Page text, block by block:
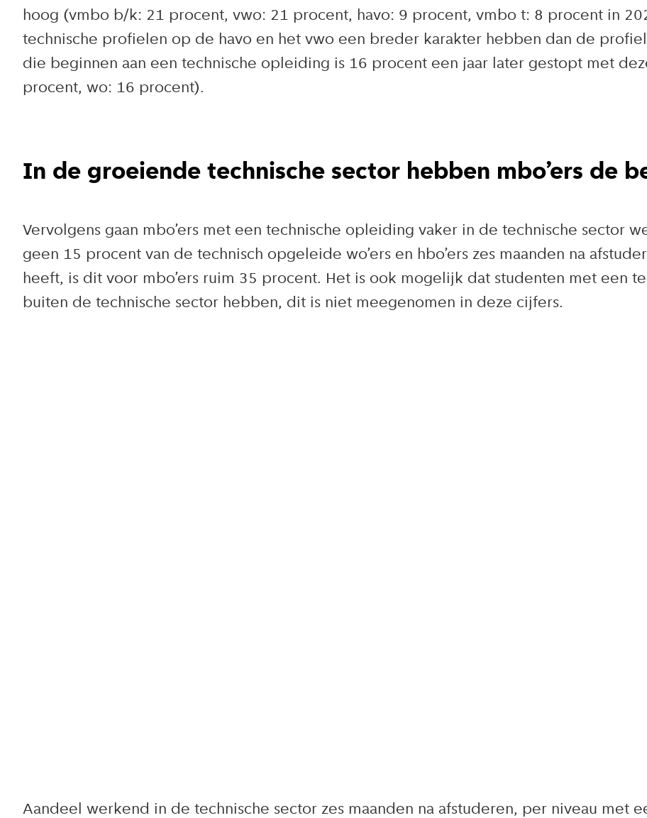
hoog (vmbo b/k: 21 procent, vwo: 21 procent, havo: 9 procent, vmbo t: 8 procent in
technische profielen op de havo en het vwo een breder karakter hebben dan de
die beginnen aan een technische opleiding is 16 procent een jaar later gestopt met
procent, wo: 16 procent).
In de groeiende technische sector hebben mbo’ers de
Vervolgens gaan mbo’ers met een technische opleiding vaker in de technische sector
geen 15 procent van de technisch opgeleide wo’ers en hbo’ers zes maanden na
heeft, is dit voor mbo’ers ruim 35 procent. Het is ook mogelijk dat studenten met een
buiten de technische sector hebben, dit is niet meegenomen in deze cijfers.
Aandeel werkend in de technische sector zes maanden na afstuderen, per niveau met